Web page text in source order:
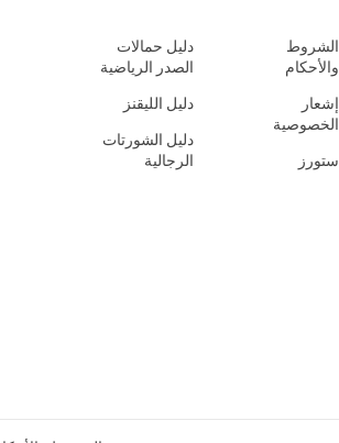
الشروط
والأحكام
إشعار
الخصوصية
ستورز
دليل حمالات
الصدر الرياضية
دليل الليقنز
دليل الشورتات
الرجالية